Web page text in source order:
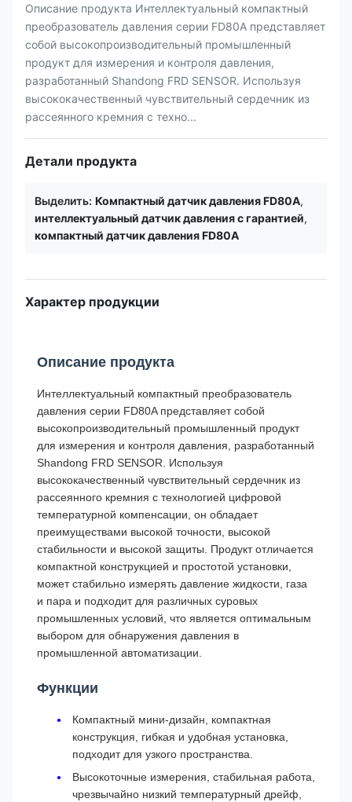
Описание продукта Интеллектуальный компактный
преобразователь давления серии FD80A представляет
собой высокопроизводительный промышленный
продукт для измерения и контроля давления,
разработанный Shandong FRD SENSOR. Используя
высококачественный чувствительный сердечник из
рассеянного кремния с техно...
Детали продукта
Выделить: Компактный датчик давления FD80A,
интеллектуальный датчик давления с гарантией,
компактный датчик давления FD80A
Характер продукции
Описание продукта
Интеллектуальный компактный преобразователь
давления серии FD80A представляет собой
высокопроизводительный промышленный продукт
для измерения и контроля давления, разработанный
Shandong FRD SENSOR. Используя
высококачественный чувствительный сердечник из
рассеянного кремния с технологией цифровой
температурной компенсации, он обладает
преимуществами высокой точности, высокой
стабильности и высокой защиты. Продукт отличается
компактной конструкцией и простотой установки,
может стабильно измерять давление жидкости, газа
и пара и подходит для различных суровых
промышленных условий, что является оптимальным
выбором для обнаружения давления в
промышленной автоматизации.
Функции
Компактный мини-дизайн, компактная
конструкция, гибкая и удобная установка,
подходит для узкого пространства.
Высокоточные измерения, стабильная работа,
чрезвычайно низкий температурный дрейф,